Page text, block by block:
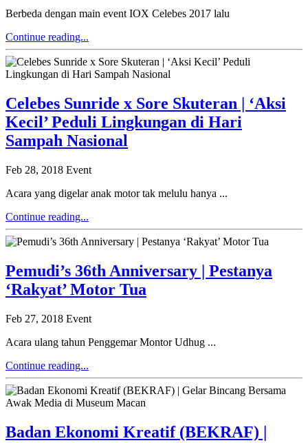
Berbeda dengan main event IOX Celebes 2017 lalu
Continue reading...
Celebes Sunride x Sore Skuteran | ‘Aksi
Kecil’ Peduli Lingkungan di Hari
Sampah Nasional
Feb 28, 2018 Event
Acara yang digelar anak motor tak melulu hanya ...
Continue reading...
Pemudi’s 36th Anniversary | Pestanya
‘Rakyat’ Motor Tua
Feb 27, 2018 Event
Acara ulang tahun Penggemar Montor Udhug ...
Continue reading...
Badan Ekonomi Kreatif (BEKRAF) |